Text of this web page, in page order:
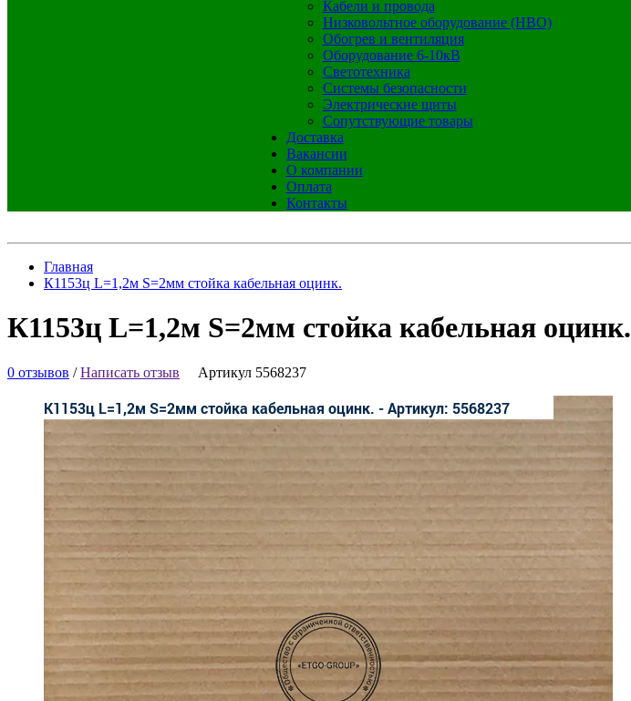
Кабели и провода
Низковольтное оборудование (НВО)
Обогрев и вентиляция
Оборудование 6-10кВ
Светотехника
Системы безопасности
Электрические щиты
Сопутствующие товары
Доставка
Вакансии
О компании
Оплата
Контакты
Главная
К1153ц L=1,2м S=2мм стойка кабельная оцинк.
К1153ц L=1,2м S=2мм стойка кабельная оцинк.
0 отзывов /Написать отзыв Артикул 5568237